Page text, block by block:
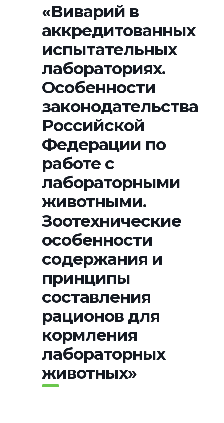
«Виварий в
аккредитованных
испытательных
лабораториях.
Особенности
законодательства
Российской
Федерации по
работе с
лабораторными
животными.
Зоотехнические
особенности
содержания и
принципы
составления
рационов для
кормления
лабораторных
животных»